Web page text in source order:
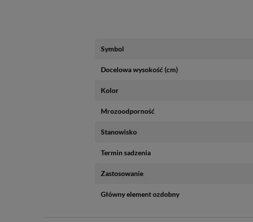
Symbol
Docelowa wysokość (cm)
Kolor
Mrozoodporność
Stanowisko
Termin sadzenia
Zastosowanie
Główny element ozdobny